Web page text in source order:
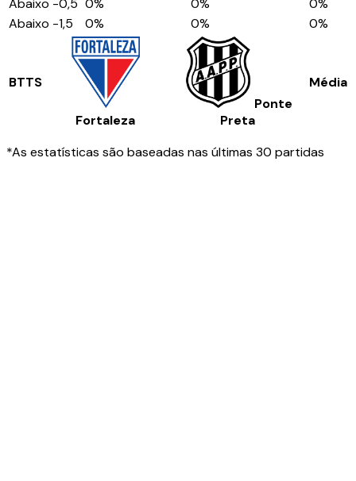
Abaixo -1,5 0% 0% 0%
BTTS
Fortaleza
Ponte
Preta
Média
*As estatísticas são baseadas nas últimas 30 partidas